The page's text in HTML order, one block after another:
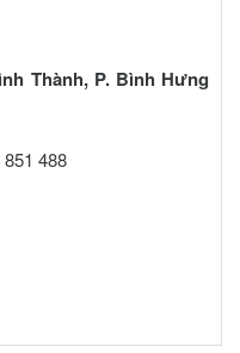
Thành, P. Bình Hưng
488